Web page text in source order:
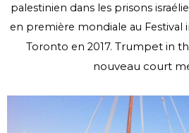
palestinien dans les prisons
en première mondiale au
Toronto en 2017. Trumpet in
nouveau court